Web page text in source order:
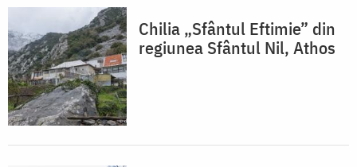
Chilia „Sfântul Eftimie” din
regiunea Sfântul Nil, Athos